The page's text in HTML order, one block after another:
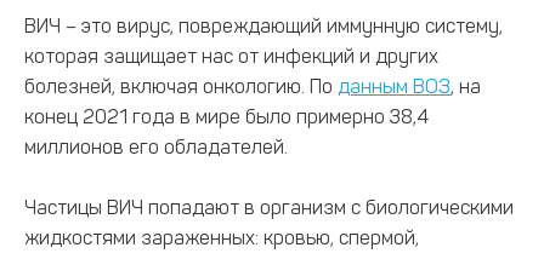
ВИЧ – это вирус, повреждающий иммунную систему,
которая защищает нас от инфекций и других
болезней, включая онкологию. По данным ВОЗ, на
конец 2021 года в мире было примерно 38,4
миллионов его обладателей.
Частицы ВИЧ попадают в организм с биологическими
жидкостями зараженных: кровью, спермой,